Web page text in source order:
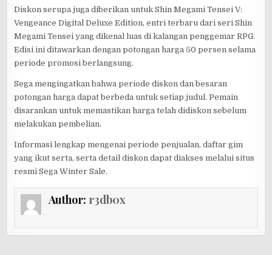
Diskon serupa juga diberikan untuk Shin Megami Tensei V:
Vengeance Digital Deluxe Edition, entri terbaru dari seri Shin
Megami Tensei yang dikenal luas di kalangan penggemar RPG.
Edisi ini ditawarkan dengan potongan harga 50 persen selama
periode promosi berlangsung.
Sega mengingatkan bahwa periode diskon dan besaran
potongan harga dapat berbeda untuk setiap judul. Pemain
disarankan untuk memastikan harga telah didiskon sebelum
melakukan pembelian.
Informasi lengkap mengenai periode penjualan, daftar gim
yang ikut serta, serta detail diskon dapat diakses melalui situs
resmi Sega Winter Sale.
Author: r3db0x